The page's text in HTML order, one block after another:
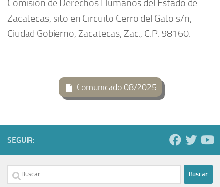
Comisión de Derechos Humanos del Estado de
Zacatecas, sito en Circuito Cerro del Gato s/n,
Ciudad Gobierno, Zacatecas, Zac., C.P. 98160.
Comunicado 08/2025
SEGUIR:
Buscar: